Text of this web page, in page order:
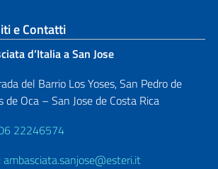
footer
e Contatti
d’Italia a San Jose
del Barrio Los Yoses, San Pedro de
de Oca – San Jose de Costa Rica
22246574
ambasciata.sanjose@esteri.it